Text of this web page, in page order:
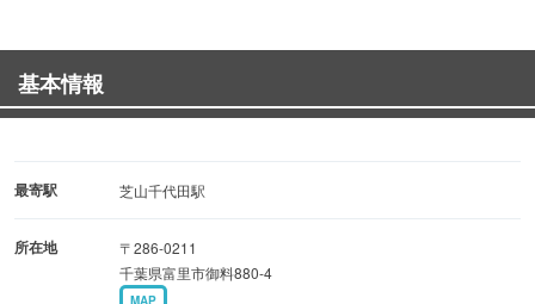
◆━…━…━…━…━‥‥★☆●○●○●☆★‥‥
━…━…━…━◆
理以外）2時間 3,200円♪
基本情報
最寄駅 芝山千代田駅
所在地
〒286-0211
千葉県富里市御料880-4
MAP